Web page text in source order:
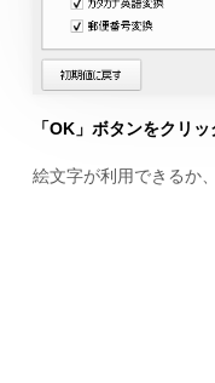
「OK」ボタンをクリッ
絵文字が利用できるか